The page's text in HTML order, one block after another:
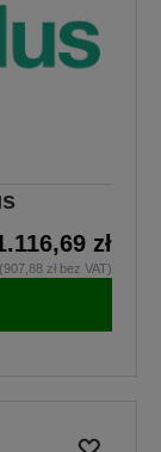
zł
zł bez VAT)